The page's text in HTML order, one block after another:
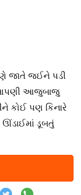
જાતે જઈને પડી
આજુબાજુ
કોઈ પણ કિનારે
ઊંડાઈમાં ડૂબતું